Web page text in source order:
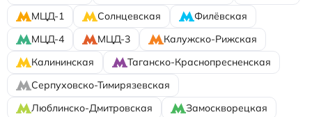
МЦД-1
Солнцевская
Филёвская
МЦД-4
МЦД-3
Калужско-Рижская
Калининская
Таганско-Краснопресненская
Серпуховско-Тимирязевская
Люблинско-Дмитровская
Замоскворецкая